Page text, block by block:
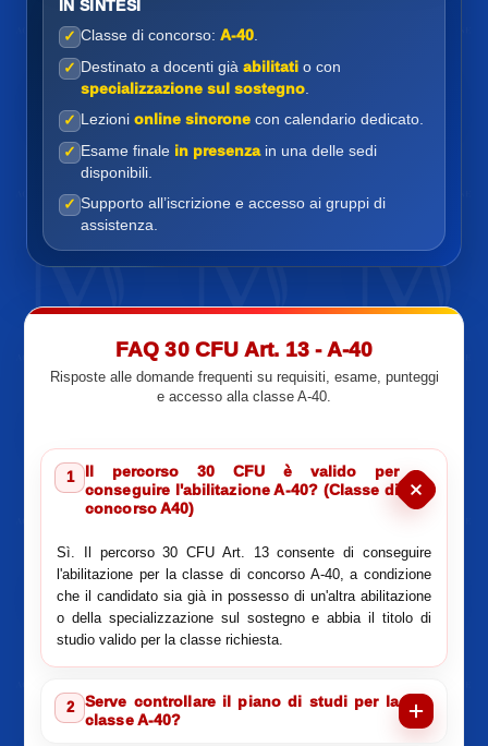
IN SINTESI
✓ Classe di concorso: A-40
✓ Destinato a docenti già abilitati o con
specializzazione sul sostegno
✓ Lezioni online sincrone con calendario dedicato.
✓ Esame finale in presenzain una delle sedi
disponibili.
✓ Supporto all’iscrizione e accesso ai gruppi di
assistenza.
FAQ 30 CFU Art. 13 - A-40
Risposte alle domande frequenti su requisiti, esame, punteggi
e accesso alla classe A-40.
1
Il percorso 30 CFU è valido per
conseguire l'abilitazione A-40? (Classe di
concorso A40)
Sì. Il percorso 30 CFU Art. 13 consente di conseguire
l'abilitazione per la classe di concorso A-40, a condizione
che il candidato sia già in possesso di un'altra abilitazione
o della specializzazione sul sostegno e abbia il titolo di
studio valido per la classe richiesta.
2
Serve controllare il piano di studi per la
classe A-40?